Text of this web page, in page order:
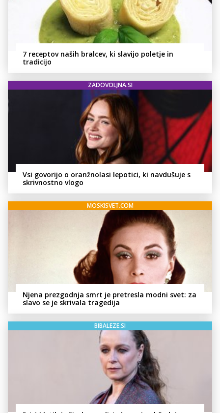
7 receptov naših bralcev, ki slavijo poletje in
tradicijo
ZADOVOLJNA.SI
Vsi govorijo o oranžnolasi lepotici, ki navdušuje s
skrivnostno vlogo
MOSKISVET.COM
Njena prezgodnja smrt je pretresla modni svet: za
slavo se je skrivala tragedija
BIBALEZE.SI